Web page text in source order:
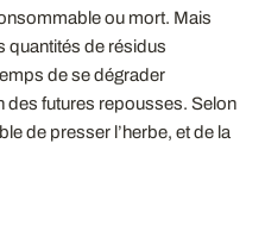
ou mort. Mais
quantités de résidus
de se dégrader
des futures repousses. Selon
de presser l’herbe, et de la